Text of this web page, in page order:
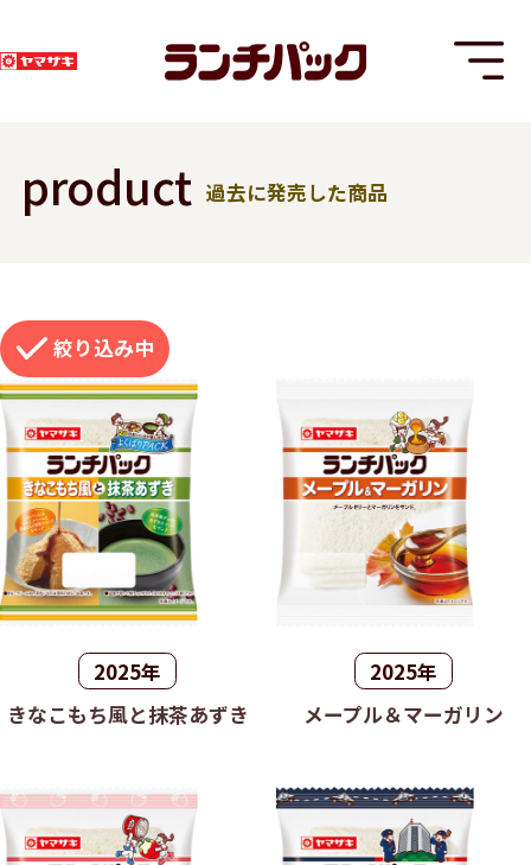
product 過去に発売した商品
絞り込み
2025年
きなこもち風と抹茶あずき
2025年
メープル＆マーガリン